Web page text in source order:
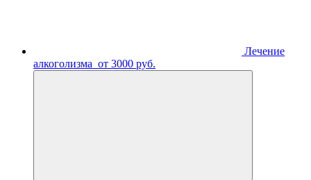
Лечение
алкоголизма от 3000 руб.